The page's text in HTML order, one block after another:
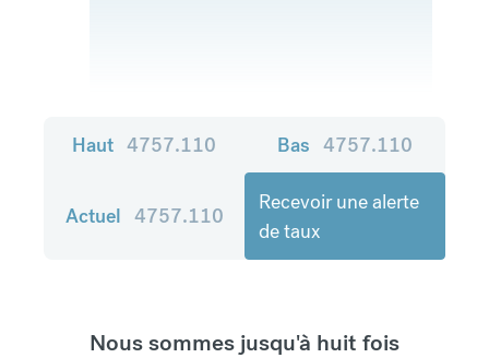
Haut 4757.110 Bas 4757.110
Actuel 4757.110
Recevoir une alerte
de taux
Nous sommes jusqu'à huit fois